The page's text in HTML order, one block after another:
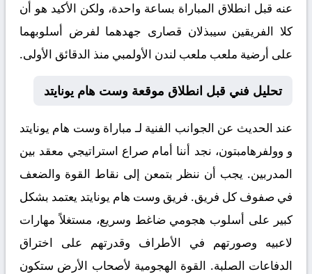
عنه قبل انطلاق المباراة بساعة واحدة، ولكن الأكيد هو أن
كلا الفريقين سيبذلان قصارى جهدهما لفرض أسلوبهما
على أرضية ملعب ملعب لندن الأولمبي منذ الدقائق الأولى.
تحليل فني قبل انطلاق موقعة وست هام يونايتد
عند الحديث عن الجوانب الفنية لـ مباراة وست هام يونايتد
و وولفرهامبتون، نجد أننا أمام صراع استراتيجي معقد بين
المدربين. يجب أن ننظر بتمعن إلى نقاط القوة والضعف
في صفوف كل فريق. فريق وست هام يونايتد يعتمد بشكل
كبير على أسلوب هجومي ضاغط وسريع، مستغلاً مهارات
لاعبيه وصورتهم في الأطراف وقدرتهم على اختراق
الدفاعات الصلبة. القوة الهجومية لأصحاب الأرض ستكون